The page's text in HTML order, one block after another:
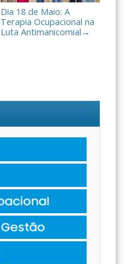
Dia 18 de Maio: A
Terapia Ocupacional na
Luta Antimanicomial →